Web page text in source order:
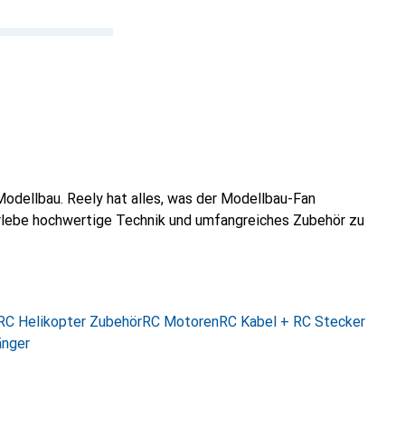
Reely hat alles, was der Modellbau-Fan
hochwertige Technik und umfangreiches Zubehör zu
Helikopter ZubehörRC MotorenRC Kabel + RC Stecker